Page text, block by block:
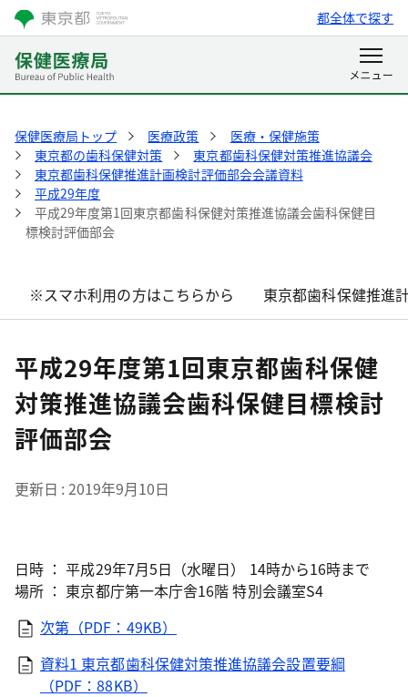
都全体で探す
保健医療局トップ 医療政策
医療・保健施策
東京都の歯科保健対策
東京都歯科保健対策推進協議会
東京都歯科保健推進計画検討評価部会会議資料
平成29年度
平成29年度第1回東京都歯科保健対策推進協議会歯科保健目
標検討評価部会
※スマホ利用の方はこちらから 東京都歯科保健推進
平成29年度第1回東京都歯科保健
対策推進協議会歯科保健目標検討
評価部会
更新日 2019年9月10日
日時 ： 平成29年7月5日（水曜日） 14時から16時まで
場所 ： 東京都庁第一本庁舎16階 特別会議室S4
次第（PDF：49KB）
資料1 東京都歯科保健対策推進協議会設置要綱
（PDF：88KB）